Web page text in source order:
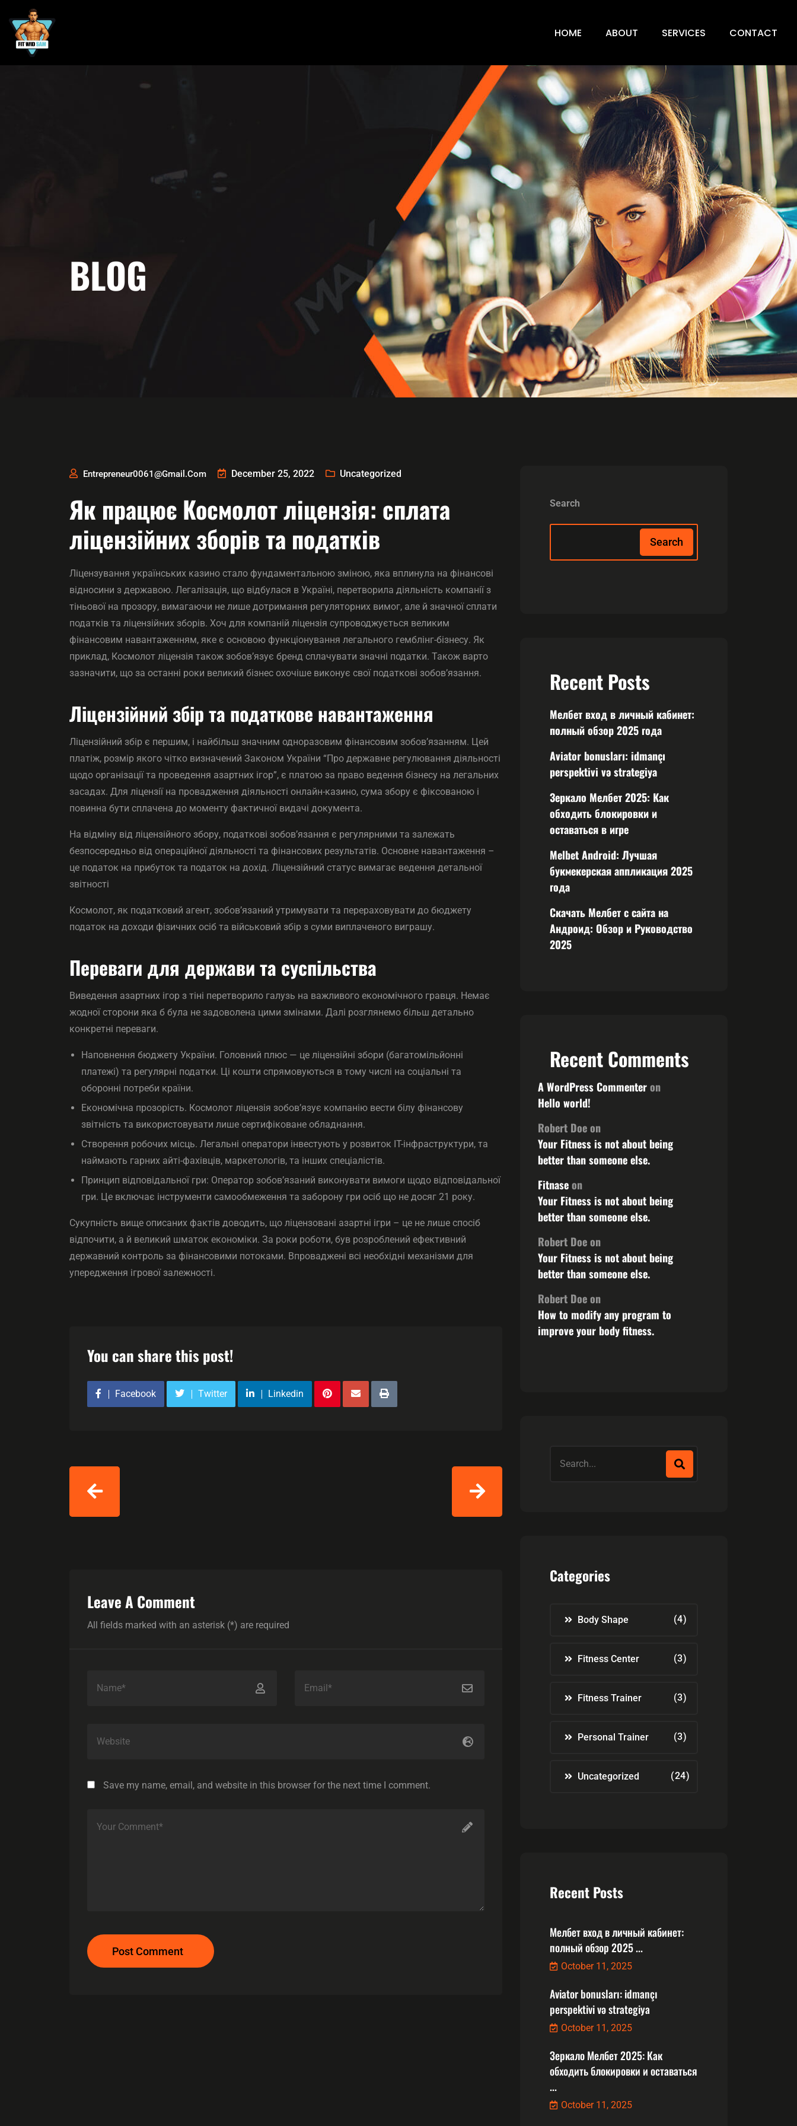
HOME ABOUT SERVICES CONTACT
BLOG
Entrepreneur0061@gmail.com December 25, 2022 Uncategorized
Як працює Космолот ліцензія: сплата
ліцензійних зборів та податків
Ліцензування українських казино стало фундаментальною зміною, яка вплинула на фінансові
відносини з державою. Легалізація, що відбулася в Україні, перетворила діяльність компанії з
тіньової на прозору, вимагаючи не лише дотримання регуляторних вимог, але й значної сплати
податків та ліцензійних зборів. Хоч для компаній ліцензія супроводжується великим
фінансовим навантаженням, яке є основою функціонування легального гемблінг-бізнесу. Як
приклад, Космолот ліцензія також зобов’язує бренд сплачувати значні податки. Також варто
зазначити, що за останні роки великий бізнес охочіше виконує свої податкові зобов’язання.
Ліцензійний збір та податкове навантаження
Ліцензійний збір є першим, і найбільш значним одноразовим фінансовим зобов’язанням. Цей
платіж, розмір якого чітко визначений Законом України “Про державне регулювання діяльності
щодо організації та проведення азартних ігор”, є платою за право ведення бізнесу на легальних
засадах. Для ліцензії на провадження діяльності онлайн-казино, сума збору є фіксованою і
повинна бути сплачена до моменту фактичної видачі документа.
На відміну від ліцензійного збору, податкові зобов’язання є регулярними та залежать
безпосередньо від операційної діяльності та фінансових результатів. Основне навантаження –
це податок на прибуток та податок на дохід. Ліцензійний статус вимагає ведення детальної
звітності
Космолот, як податковий агент, зобов’язаний утримувати та перераховувати до бюджету
податок на доходи фізичних осіб та військовий збір з суми виплаченого виграшу.
Переваги для держави та суспільства
Виведення азартних ігор з тіні перетворило галузь на важливого економічного гравця. Немає
жодної сторони яка б була не задоволена цими змінами. Далі розглянемо більш детально
конкретні переваги.
Наповнення бюджету України. Головний плюс — це ліцензійні збори (багатомільйонні
платежі) та регулярні податки. Ці кошти спрямовуються в тому числі на соціальні та
оборонні потреби країни.
Економічна прозорість. Космолот ліцензія зобов’язує компанію вести білу фінансову
звітність та використовувати лише сертифіковане обладнання.
Створення робочих місць. Легальні оператори інвестують у розвиток IT-інфраструктури, та
наймають гарних айті-фахівців, маркетологів, та інших спеціалістів.
Принцип відповідальної гри: Оператор зобов’язаний виконувати вимоги щодо відповідальної
гри. Це включає інструменти самообмеження та заборону гри осіб що не досяг 21 року.
Сукупність вище описаних фактів доводить, що ліцензовані азартні ігри – це не лише спосіб
відпочити, а й великий шматок економіки. За роки роботи, був розроблений ефективний
державний контроль за фінансовими потоками. Впроваджені всі необхідні механізми для
упередження ігрової залежності.
You can share this post!
Facebook Twitter Linkedin
Leave A Comment
All fields marked with an asterisk (*) are required
Save my name, email, and website in this browser for the next time I comment.
Post Comment
Search
Search
Recent Posts
Мелбет вход в личный кабинет:
полный обзор 2025 года
Aviator bonusları: idmançı
perspektivi və strategiya
Зеркало Мелбет 2025: Как
обходить блокировки и
оставаться в игре
Melbet Android: Лучшая
букмекерская аппликация 2025
года
Скачать Мелбет с сайта на
Андроид: Обзор и Руководство
2025
Recent Comments
A WordPress Commenteron
Hello world!
Robert Doeon
Your Fitness is not about being
better than someone else.
Fitnaseon
Your Fitness is not about being
better than someone else.
Robert Doeon
Your Fitness is not about being
better than someone else.
Robert Doeon
How to modify any program to
improve your body fitness.
Categories
Body Shape (4)
Fitness Center (3)
Fitness Trainer (3)
Personal Trainer (3)
Uncategorized (24)
Recent Posts
Мелбет вход в личный кабинет:
полный обзор 2025 ...
October 11, 2025
Aviator bonusları: idmançı
perspektivi və strategiya
October 11, 2025
Зеркало Мелбет 2025: Как
обходить блокировки и оставаться
...
October 11, 2025